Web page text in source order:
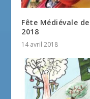
Fête Médiévale
2018
14 avril 2018